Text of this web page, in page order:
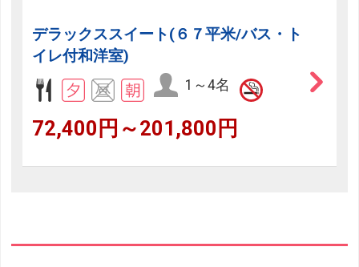
デラックススイート(６７平米/バス・ト
イレ付和洋室)
1～4名
72,400円～201,800円